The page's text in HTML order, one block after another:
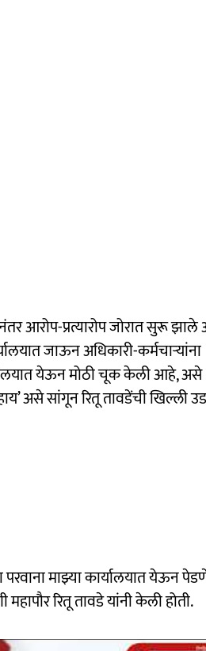
आरोप-प्रत्यारोप जोरात सुरू
जाऊन अधिकारी-कर्मचाऱ्यांना
येऊन मोठी चूक केली आहे, असे
असे सांगून रितू तावडेंची खिल्ली
परवाना माझ्या कार्यालयात येऊन
रितू तावडे यांनी केली होती.